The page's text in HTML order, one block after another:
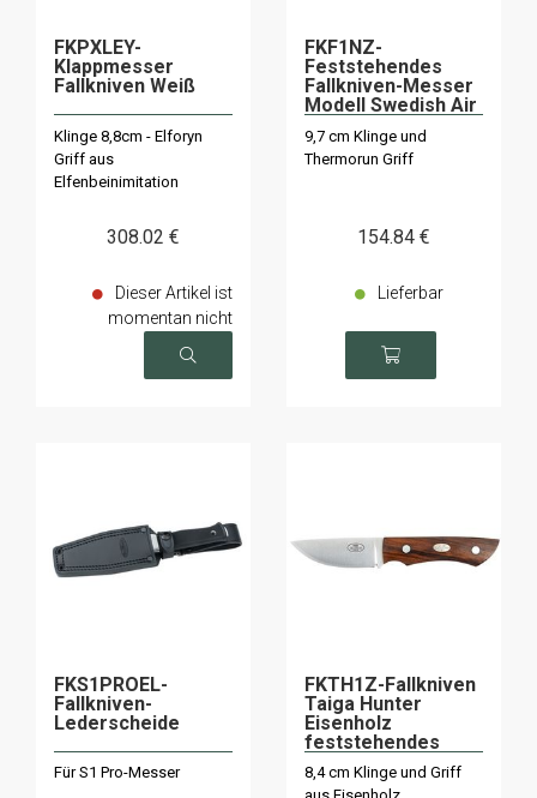
FKPXLEY-
Klappmesser
Fallkniven Weiß
Klinge 8,8cm - Elforyn
Griff aus
Elfenbeinimitation
308.02 €
Dieser Artikel ist
momentan nicht
verfügbar
FKF1NZ-
Feststehendes
Fallkniven-Messer
Modell Swedish Air
Force F1
9,7 cm Klinge und
Thermorun Griff
154.84 €
Lieferbar
FKS1PROEL-
Fallkniven-
Lederscheide
Für S1 Pro-Messer
FKTH1Z-Fallkniven
Taiga Hunter
Eisenholz
feststehendes
Messer
8,4 cm Klinge und Griff